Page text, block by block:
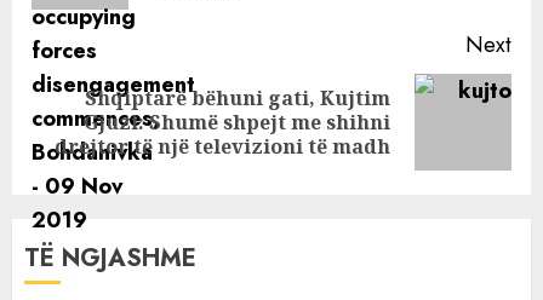
Next
Next
post:
Shqiptarë bëhuni gati, Kujtim
Gjuzi: Shumë shpejt me shihni
drejtor të një televizioni të madh
TË NGJASHME